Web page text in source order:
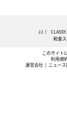
JJ CLASSY.
和食
このサイト
利用規
運営会社
ニュー